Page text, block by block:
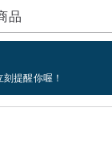
品
提醒你喔！
卡。
電子賀卡是什
不包含假日）